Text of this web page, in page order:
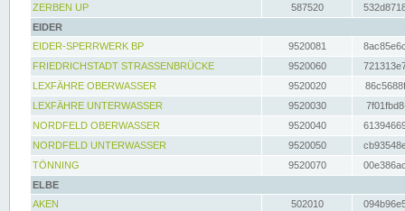
ZERBEN UP
587520
EIDER
EIDER-SPERRWERK BP
9520081
FRIEDRICHSTADT STRASSENBRÜCKE
9520060
LEXFÄHRE OBERWASSER
9520020
LEXFÄHRE UNTERWASSER
9520030
NORDFELD OBERWASSER
9520040
NORDFELD UNTERWASSER
9520050
TÖNNING
9520070
ELBE
AKEN
502010